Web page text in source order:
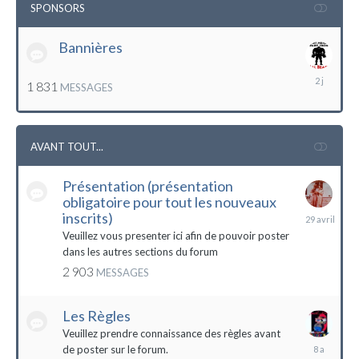
SPONSORS
Bannières
1 831 MESSAGES
lundi
AVANT TOUT...
Présentation (présentation
obligatoire pour tout les nouveaux
inscrits)
Veuillez vous presenter ici afin de pouvoir poster
dans les autres sections du forum
2 903 MESSAGES
29
Les Règles
Veuillez prendre connaissance des règles avant
de poster sur le forum.